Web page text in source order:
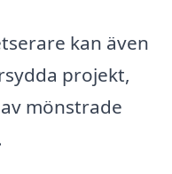
kan även
projekt,
mönstrade